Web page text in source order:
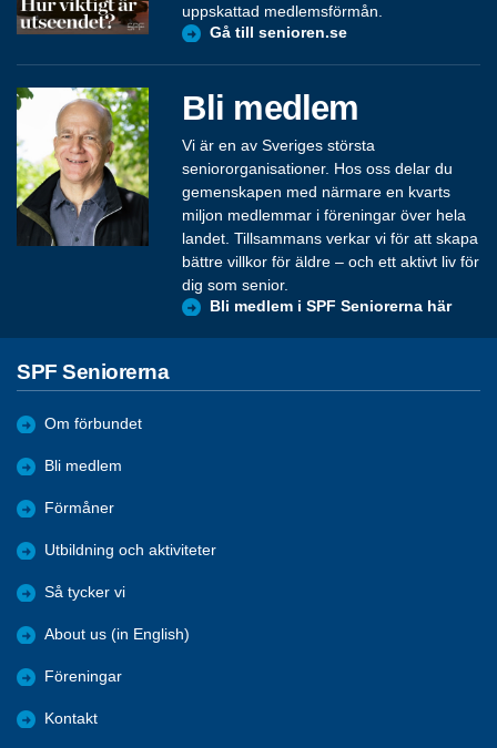
uppskattad medlemsförmån.
Gå till senioren.se
Bli medlem
Vi är en av Sveriges största
seniororganisationer. Hos oss delar du
gemenskapen med närmare en kvarts
miljon medlemmar i föreningar över hela
landet. Tillsammans verkar vi för att skapa
bättre villkor för äldre – och ett aktivt liv för
dig som senior.
Bli medlem i SPF Seniorerna här
SPF Seniorerna
Om förbundet
Bli medlem
Förmåner
Utbildning och aktiviteter
Så tycker vi
About us (in English)
Föreningar
Kontakt